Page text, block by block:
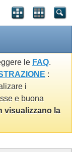
le FAQ.
:
i
e buona
visualizzano la